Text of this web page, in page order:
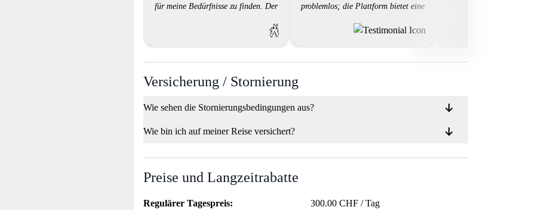
für meine Bedürfnisse zu finden. Der
problemlos; die Plattform bietet eine
Motorrädern zu günstigen Preisen -
Versicherung / Stornierung
Wie sehen die Stornierungsbedingungen aus?
Wie bin ich auf meiner Reise versichert?
Preise und Langzeitrabatte
Regulärer Tagespreis:
300.00 CHF / Tag